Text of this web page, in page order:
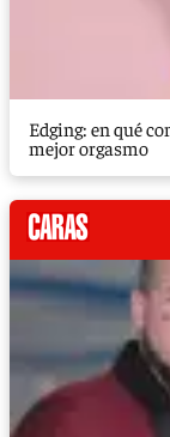
Edging: en qué
mejor orgasmo